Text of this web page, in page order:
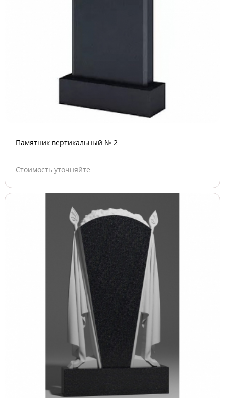
Памятник вертикальный № 2
Стоимость уточняйте